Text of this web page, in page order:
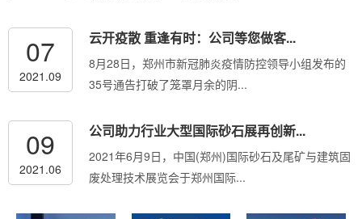
07
2021.09
云开疫散 重逢有时：公司等您做客...
8月28日，郑州市新冠肺炎疫情防控领导小组发布的
35号通告打破了笼罩月余的阴...
09
2021.06
公司助力行业大型国际砂石展再创新...
2021年6月9日，中国(郑州)国际砂石及尾矿与建筑固
废处理技术展览会于郑州国际...